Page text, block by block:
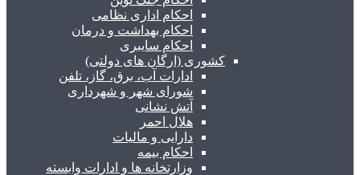
احکام اداری نظامی
احکام بهداشت و درمان
احکام سایبری
کشوری (ارگان های دولتی)
ادارات آب، برق، گاز، تلفن
شورای شهر و شهرداری
آتش نشانی
هلال احمر
دارایی و مالیات
احکام بیمه
وزارتخانه ها و ادارات وابسته